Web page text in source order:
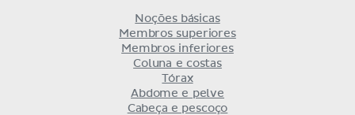
Noções básicas
Membros superiores
Membros inferiores
Coluna e costas
Tórax
Abdome e pelve
Cabeça e pescoço